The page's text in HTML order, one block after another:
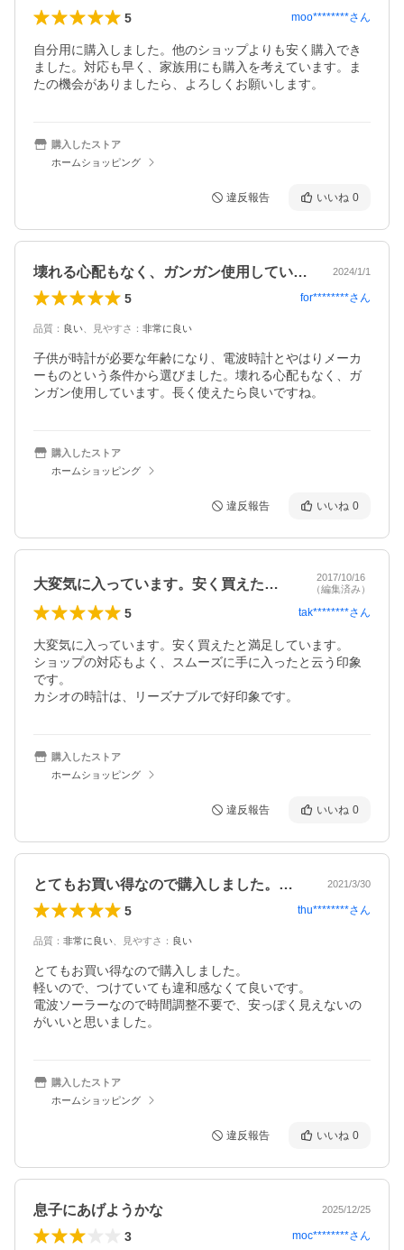
5 moo********さん
自分用に購入しました。他のショップよりも安く購入でき
ました。対応も早く、家族用にも購入を考えています。ま
たの機会がありましたら、よろしくお願いします。
購入したストア
ホームショッピング
違反報告 いいね 0
壊れる心配もなく、ガンガン使用しています 2024/1/1
5 for********さん
品質 ： 良い 見やすさ ： 非常に良い
子供が時計が必要な年齢になり、電波時計とやはりメーカ
ーものという条件から選びました。壊れる心配もなく、ガ
ンガン使用しています。長く使えたら良いですね。
購入したストア
ホームショッピング
違反報告 いいね 0
大変気に入っています。安く買えたと満足…
2017/10/16
（編集済み）
5 tak********さん
大変気に入っています。安く買えたと満足しています。
ショップの対応もよく、スムーズに手に入ったと云う印象
です。
カシオの時計は、リーズナブルで好印象です。
購入したストア
ホームショッピング
違反報告 いいね 0
とてもお買い得なので購入しました。軽い… 2021/3/30
5 thu********さん
品質 ： 非常に良い 見やすさ ： 良い
とてもお買い得なので購入しました。
軽いので、つけていても違和感なくて良いです。
電波ソーラーなので時間調整不要で、安っぽく見えないの
がいいと思いました。
購入したストア
ホームショッピング
違反報告 いいね 0
息子にあげようかな 2025/12/25
3 moc********さん